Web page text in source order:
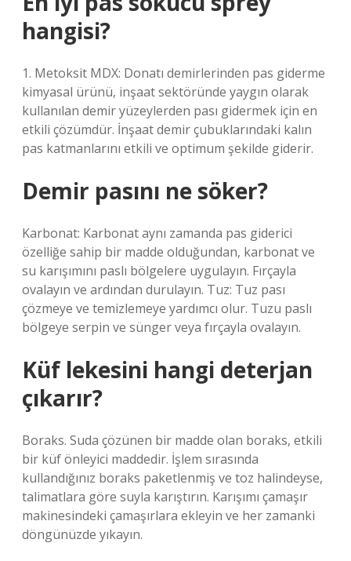
hangisi?
1. Metoksit MDX: Donatı demirlerinden pas giderme
kimyasal ürünü, inşaat sektöründe yaygın olarak
kullanılan demir yüzeylerden pası gidermek için en
etkili çözümdür. İnşaat demir çubuklarındaki kalın
pas katmanlarını etkili ve optimum şekilde giderir.
Demir pasını ne söker?
Karbonat: Karbonat aynı zamanda pas giderici
özelliğe sahip bir madde olduğundan, karbonat ve
su karışımını paslı bölgelere uygulayın. Fırçayla
ovalayın ve ardından durulayın. Tuz: Tuz pası
çözmeye ve temizlemeye yardımcı olur. Tuzu paslı
bölgeye serpin ve sünger veya fırçayla ovalayın.
Küf lekesini hangi deterjan
çıkarır?
Boraks. Suda çözünen bir madde olan boraks, etkili
bir küf önleyici maddedir. İşlem sırasında
kullandığınız boraks paketlenmiş ve toz halindeyse,
talimatlara göre suyla karıştırın. Karışımı çamaşır
makinesindeki çamaşırlara ekleyin ve her zamanki
döngünüzde yıkayın.